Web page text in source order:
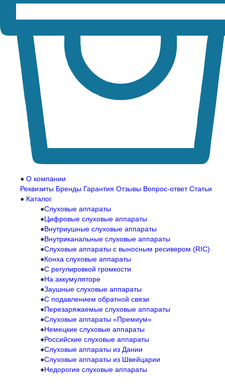
О компании
Реквизиты Бренды Гарантия Отзывы Вопрос-ответ Статьи
Каталог
Слуховые аппараты
Цифровые слуховые аппараты
Внутриушные слуховые аппараты
Внутриканальные слуховые аппараты
Слуховые аппараты с выносным ресивером (RIC)
Конха слуховые аппараты
С регулировкой громкости
На аккумуляторе
Заушные слуховые аппараты
C подавлением обратной связи
Перезаряжаемые слуховые аппараты
Слуховые аппараты «Премиум»
Немецкие слуховые аппараты
Российские слуховые аппараты
Слуховые аппараты из Дании
Слуховые аппараты из Швейцарии
Недорогие слуховые аппараты